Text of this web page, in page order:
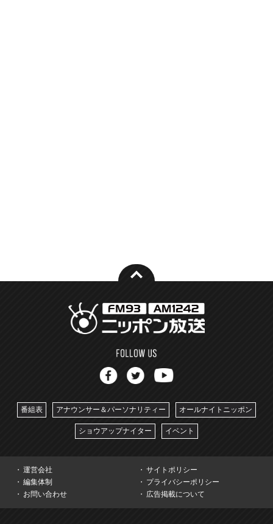
番組表 アナウンサー＆パーソナリティー オールナイトニッポン
ショウアップナイター イベント
運営会社
サイトポリシー
編集体制
プライバシーポリシー
お問い合わせ
広告掲載について